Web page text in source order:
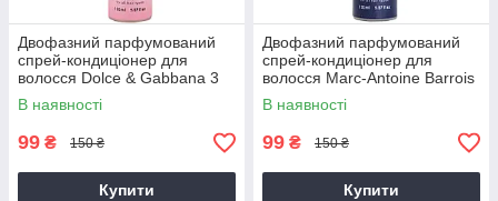
Двофазний парфумований
спрей-кондиціонер для
волосся Dolce & Gabbana 3
LImperatrice Brand Collection
150 мл
В наявності
99 ₴ 150 ₴
Купити
Двофазний парфумований
спрей-кондиціонер для
волосся Marc-Antoine Barrois
Ganymede Brand Collection
150 мл
В наявності
99 ₴ 150 ₴
Купити